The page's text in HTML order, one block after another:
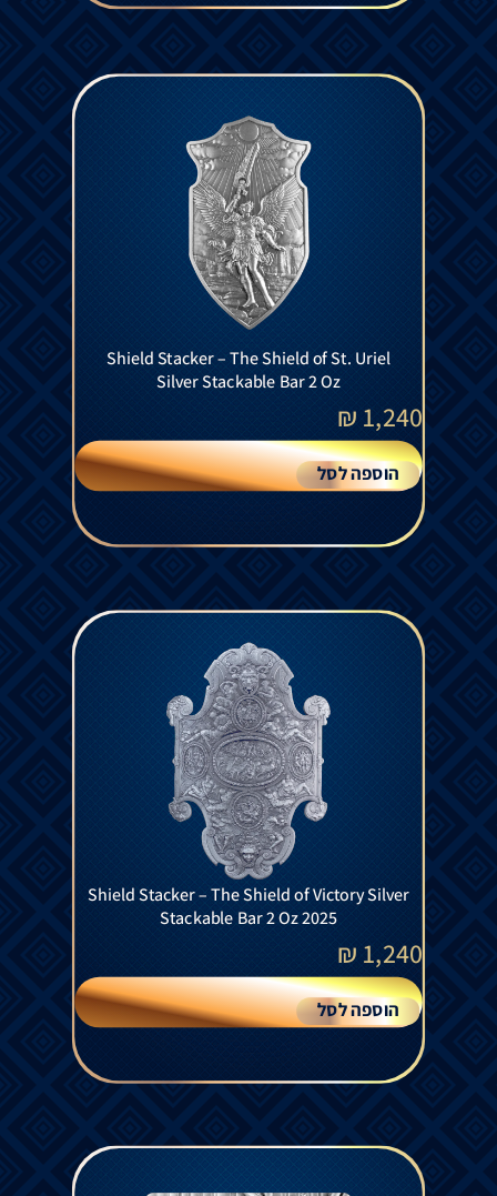
Shield Stacker – The Shield of St. Uriel
Silver Stackable Bar 2 Oz
1,240
₪
הוספה לסל
Shield Stacker – The Shield of Victory Silver
Stackable Bar 2 Oz 2025
1,240
₪
הוספה לסל